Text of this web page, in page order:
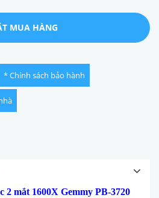
MUA HÀNG
* Chính sách bảo hành
2 mắt 1600X Gemmy PB-3720